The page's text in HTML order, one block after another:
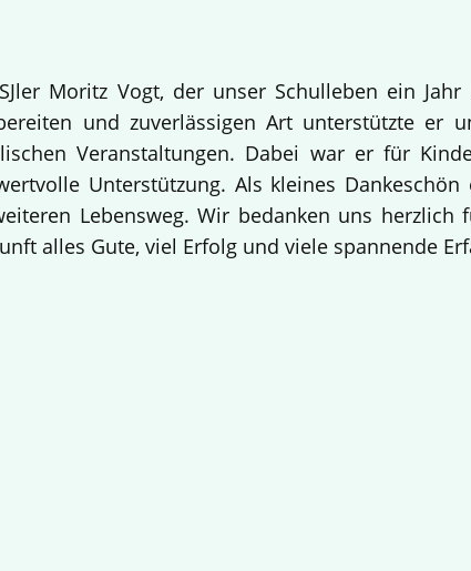
Moritz Vogt, der unser Schulleben ein
und zuverlässigen Art unterstützte er
Veranstaltungen. Dabei war er für
Unterstützung. Als kleines
Lebensweg. Wir bedanken uns herzlich
alles Gute, viel Erfolg und viele spannende